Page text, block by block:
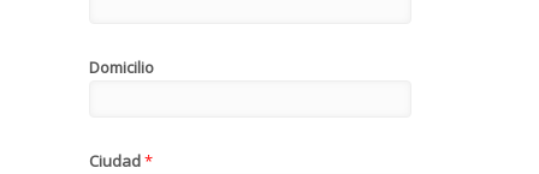
Domicilio
Ciudad*